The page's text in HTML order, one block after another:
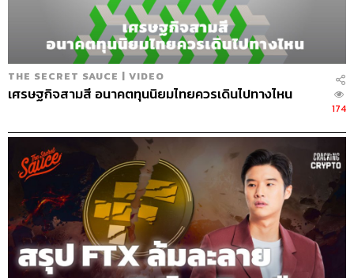
THE SECRET SAUCE | VIDEO
เศรษฐกิจสามสี อนาคตทุนนิยมไทยควรเดินไปทางไหน
174